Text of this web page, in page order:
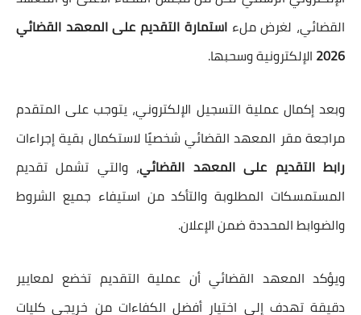
القضائي، لغرض ملءاستمارة التقديم على المعهد القضائي
2026 الإلكترونية وسحبها.
وبعد إكمال عملية التسجيل الإلكتروني، يتوجب على المتقدم
مراجعة مقر المعهد القضائي شخصيًا لاستكمال بقية إجراءات
رابط التقديم على المعهد القضائي، والتي تشمل تقديم
المستمسكات المطلوبة والتأكد من استيفاء جميع الشروط
والضوابط المحددة ضمن الإعلان.
ويؤكد المعهد القضائي أن عملية التقديم تخضع لمعايير
دقيقة تهدف إلى اختيار أفضل الكفاءات من خريجي كليات